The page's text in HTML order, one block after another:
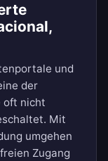
und
der
oft nicht
Mit
umgehen
Zugang